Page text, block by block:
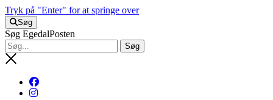
Tryk på "Enter" for at springe over
Søg
Søg EgedalPosten